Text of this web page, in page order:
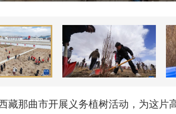
那曲市开展义务植树活动，为这片高